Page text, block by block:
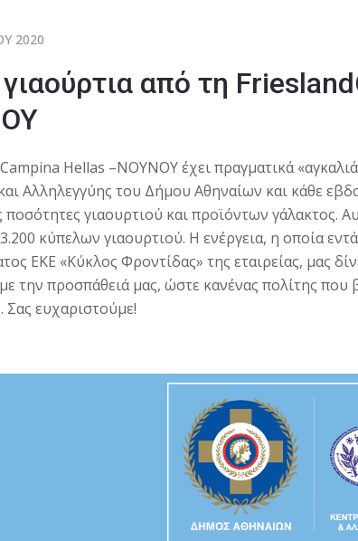
2020
από τη
Hellas –NOYNOY έχει πραγματικά
Αλληλεγγύης του Δήμου Αθηναίων και κάθε
ποσότητες γιαουρτιού και προϊόντων γάλακτος.
κύπελων γιαουρτιού. Η ενέργεια, η οποία
ΕΚΕ «Κύκλος Φροντίδας» της εταιρείας, μας
την προσπάθειά μας, ώστε κανένας πολίτης που
Σας ευχαριστούμε!